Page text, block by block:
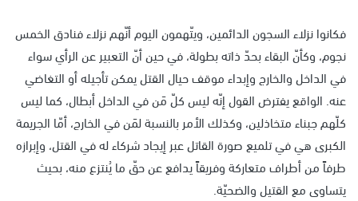
فكانوا نزلاء السجون الدائمين، ويتّهمون اليوم أنّهم نزلاء فنادق الخمس
نجوم، وكأنّ البقاء بحدّ ذاته بطولة، في حين أنّ التعبير عن الرأي سواء
في الداخل والخارج وإبداء موقف حيال القتل يمكن تأجيله أو التغاضي
عنه. الواقع يفترض القول إنّه ليس كلّ مَن في الداخل أبطال، كما ليس
كلّهم جبناء متخاذلين، وكذلك الأمر بالنسبة لمَن في الخارج، أمّا الجريمة
الكبرى هي في تلميع صورة القاتل عبر إيجاد شركاء له في القتل، وإبرازه
طرفاً من أطراف متعاركة وفريقاً يدافع عن حقّ ما يُنتزع منه، بحيث
يتساوى مع القتيل والضحيّة.